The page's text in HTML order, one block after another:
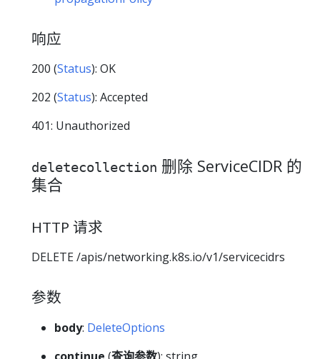
响应
200 (Status): OK
202 (Status): Accepted
401: Unauthorized
deletecollection 删除 ServiceCIDR 的
集合
HTTP 请求
DELETE /apis/networking.k8s.io/v1/servicecidrs
参数
body: DeleteOptions
continue (查询参数): string